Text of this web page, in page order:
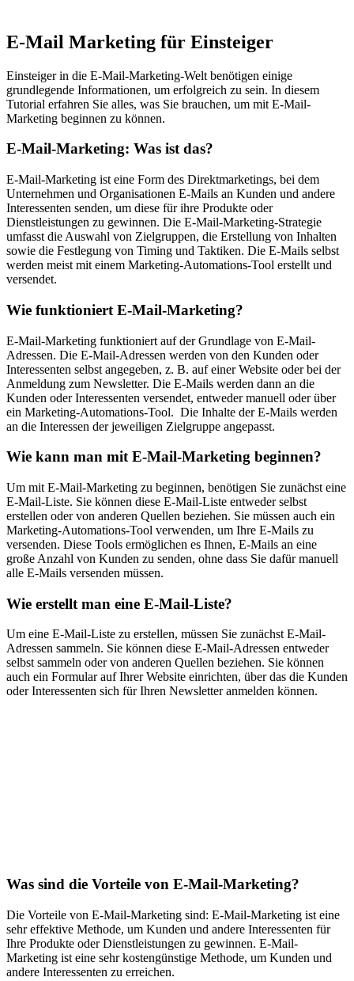
E-Mail Marketing für Einsteiger
Einsteiger in die E-Mail-Marketing-Welt benötigen einige
grundlegende Informationen, um erfolgreich zu sein. In diesem
Tutorial erfahren Sie alles, was Sie brauchen, um mit E-Mail-
Marketing beginnen zu können.
E-Mail-Marketing: Was ist das?
E-Mail-Marketing ist eine Form des Direktmarketings, bei dem
Unternehmen und Organisationen E-Mails an Kunden und andere
Interessenten senden, um diese für ihre Produkte oder
Dienstleistungen zu gewinnen. Die E-Mail-Marketing-Strategie
umfasst die Auswahl von Zielgruppen, die Erstellung von Inhalten
sowie die Festlegung von Timing und Taktiken. Die E-Mails selbst
werden meist mit einem Marketing-Automations-Tool erstellt und
versendet.
Wie funktioniert E-Mail-Marketing?
E-Mail-Marketing funktioniert auf der Grundlage von E-Mail-
Adressen. Die E-Mail-Adressen werden von den Kunden oder
Interessenten selbst angegeben, z. B. auf einer Website oder bei der
Anmeldung zum Newsletter. Die E-Mails werden dann an die
Kunden oder Interessenten versendet, entweder manuell oder über
ein Marketing-Automations-Tool. Die Inhalte der E-Mails werden
an die Interessen der jeweiligen Zielgruppe angepasst.
Wie kann man mit E-Mail-Marketing beginnen?
Um mit E-Mail-Marketing zu beginnen, benötigen Sie zunächst eine
E-Mail-Liste. Sie können diese E-Mail-Liste entweder selbst
erstellen oder von anderen Quellen beziehen. Sie müssen auch ein
Marketing-Automations-Tool verwenden, um Ihre E-Mails zu
versenden. Diese Tools ermöglichen es Ihnen, E-Mails an eine
große Anzahl von Kunden zu senden, ohne dass Sie dafür manuell
alle E-Mails versenden müssen.
Wie erstellt man eine E-Mail-Liste?
Um eine E-Mail-Liste zu erstellen, müssen Sie zunächst E-Mail-
Adressen sammeln. Sie können diese E-Mail-Adressen entweder
selbst sammeln oder von anderen Quellen beziehen. Sie können
auch ein Formular auf Ihrer Website einrichten, über das die Kunden
oder Interessenten sich für Ihren Newsletter anmelden können.
Was sind die Vorteile von E-Mail-Marketing?
Die Vorteile von E-Mail-Marketing sind: E-Mail-Marketing ist eine
sehr effektive Methode, um Kunden und andere Interessenten für
Ihre Produkte oder Dienstleistungen zu gewinnen. E-Mail-
Marketing ist eine sehr kostengünstige Methode, um Kunden und
andere Interessenten zu erreichen.